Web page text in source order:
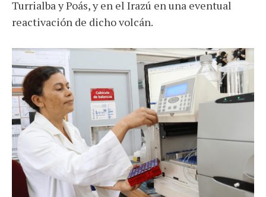
Turrialba y Poás, y en el Irazú en una eventual
reactivación de dicho volcán.